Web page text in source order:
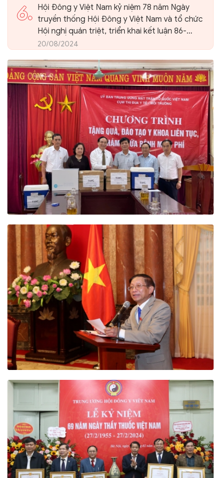
6. Hội Đông y Việt Nam kỷ niệm 78 năm Ngày
truyền thống Hội Đông y Việt Nam và tổ chức
Hội nghị quán triệt, triển khai kết luận 86-
KL/TW của Ban Bí thư Trung ương Đảng về
Hội Đông y Việt Nam trong giai đoạn mới.
20/08/2024